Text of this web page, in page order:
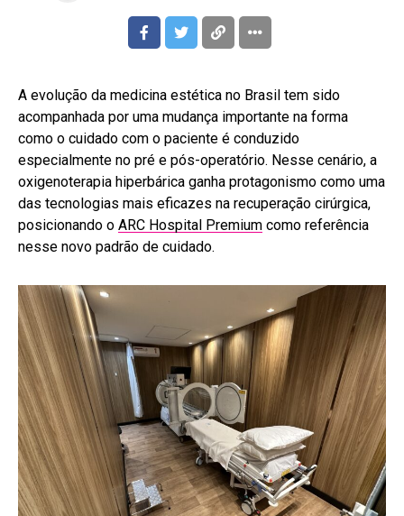
A evolução da medicina estética no Brasil tem sido
acompanhada por uma mudança importante na forma
como o cuidado com o paciente é conduzido
especialmente no pré e pós-operatório. Nesse cenário, a
oxigenoterapia hiperbárica ganha protagonismo como uma
das tecnologias mais eficazes na recuperação cirúrgica,
posicionando o ARC Hospital Premium como referência
nesse novo padrão de cuidado.